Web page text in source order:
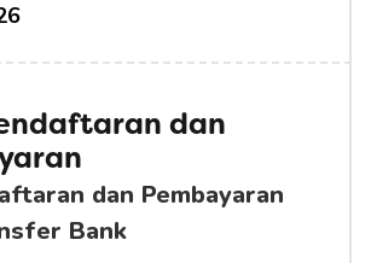
dan
dan Pembayaran
Bank